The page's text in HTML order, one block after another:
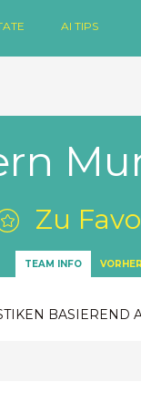
AI TIPS
Zu
TEAM INFO
BASIEREND